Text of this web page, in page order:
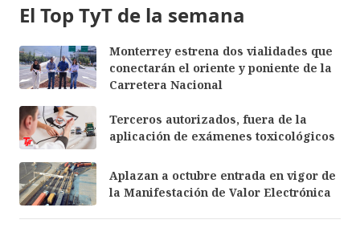
El Top TyT de la semana
Monterrey estrena dos vialidades que
conectarán el oriente y poniente de la
Carretera Nacional
Terceros autorizados, fuera de la
aplicación de exámenes toxicológicos
Aplazan a octubre entrada en vigor de
la Manifestación de Valor Electrónica